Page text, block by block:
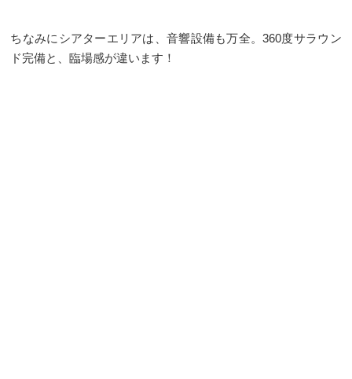
ちなみにシアターエリアは、音響設備も万全。360度サラウン
ド完備と、臨場感が違います！